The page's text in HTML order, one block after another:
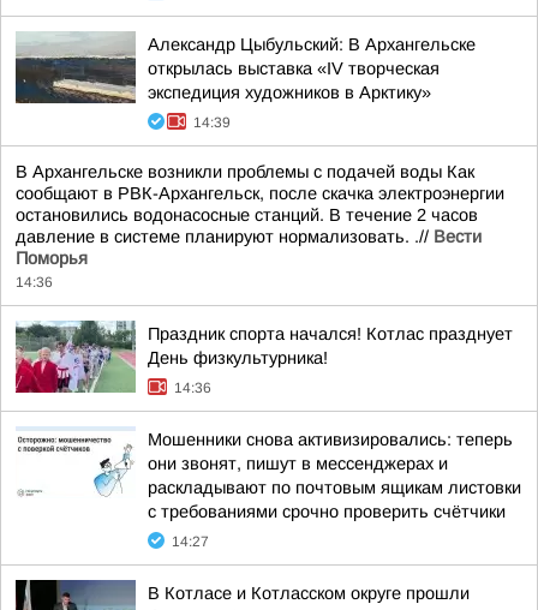
Александр Цыбульский: В Архангельске
открылась выставка «IV творческая
экспедиция художников в Арктику»
14:39
В Архангельске возникли проблемы с подачей воды Как
сообщают в РВК-Архангельск, после скачка электроэнергии
остановились водонасосные станций. В течение 2 часов
давление в системе планируют нормализовать. .// Вести
Поморья
14:36
Праздник спорта начался! Котлас празднует
День физкультурника!
14:36
Мошенники снова активизировались: теперь
они звонят, пишут в мессенджерах и
раскладывают по почтовым ящикам листовки
с требованиями срочно проверить счётчики
14:27
В Котласе и Котласском округе прошли